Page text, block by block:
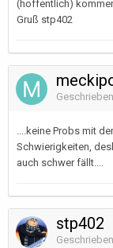
(hoffentlich)
Gruß stp402
Geschrieben
....keine Probs mit
Schwierigkeiten,
auch schwer fällt....
stp402
Geschrieben